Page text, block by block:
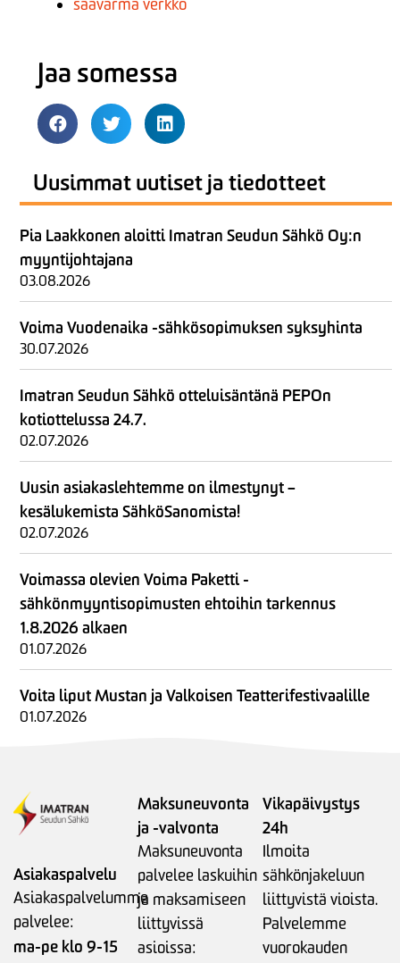
säävarma verkko
Jaa somessa
Uusimmat uutiset ja tiedotteet
Pia Laakkonen aloitti Imatran Seudun Sähkö Oy:n
myyntijohtajana
03.08.2026
Voima Vuodenaika -sähkösopimuksen syksyhinta
30.07.2026
Imatran Seudun Sähkö otteluisäntänä PEPOn
kotiottelussa 24.7.
02.07.2026
Uusin asiakaslehtemme on ilmestynyt –
kesälukemista SähköSanomista!
02.07.2026
Voimassa olevien Voima Paketti -
sähkönmyyntisopimusten ehtoihin tarkennus
1.8.2026 alkaen
01.07.2026
Voita liput Mustan ja Valkoisen Teatterifestivaalille
01.07.2026
Asiakaspalvelu
Asiakaspalvelumme
palvelee:
ma-pe klo 9-15
Maksuneuvonta
ja -valvonta
Maksuneuvonta
palvelee laskuihin
ja maksamiseen
liittyvissä
asioissa:
Vikapäivystys
24h
Ilmoita
sähkönjakeluun
liittyvistä vioista.
Palvelemme
vuorokauden